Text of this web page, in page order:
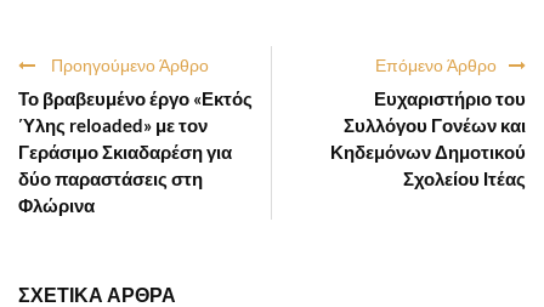
Επόμενο Άρθρο
Ευχαριστήριο του
Συλλόγου Γονέων και
Κηδεμόνων Δημοτικού
Σχολείου Ιτέας
Προηγούμενο Άρθρο
Το βραβευμένο έργο «Εκτός
Ύλης reloaded» με τον
Γεράσιμο Σκιαδαρέση για
δύο παραστάσεις στη
Φλώρινα
ΣΧΕΤΙΚΑ ΑΡΘΡΑ